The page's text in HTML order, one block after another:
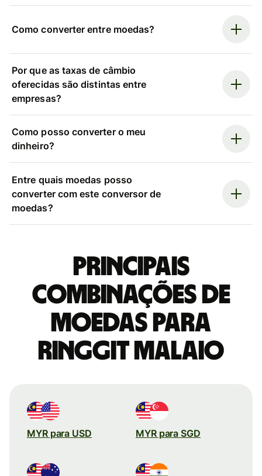
Como converter entre moedas?
Por que as taxas de câmbio
oferecidas são distintas entre
empresas?
Como posso converter o meu
dinheiro?
Entre quais moedas posso
converter com este conversor de
moedas?
Principais
combinações de
moedas para
Ringgit malaio
MYR para USD MYR para SGD